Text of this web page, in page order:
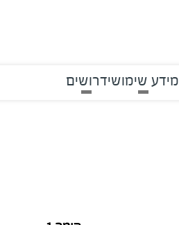
מידע שימושידרושים